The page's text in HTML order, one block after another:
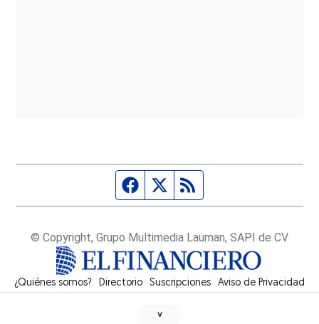
Página de Facebook
Fuente Twitter
© Copyright, Grupo Multimedia Lauman, SAPI de CV
¿Quiénes somos? Directorio Suscripciones Opens in new window
Aviso de Privacidad
˅